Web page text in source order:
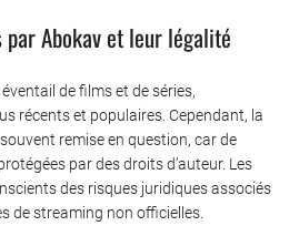
par Abokav et leur légalité
de films et de séries,
récents et populaires. Cependant, la
remise en question, car de
par des droits d’auteur. Les
des risques juridiques associés
de streaming non officielles.